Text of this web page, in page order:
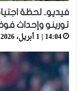
فيديو.. لحظة
تورينو وإحداث
14:04 | 1 أبريل، 2026